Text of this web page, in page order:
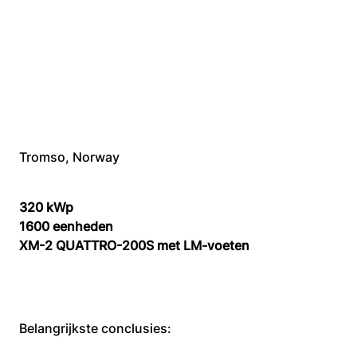
Tromso, Norway
320 kWp
1600 eenheden
XM-2 QUATTRO-200S met LM-voeten
Belangrijkste conclusies: